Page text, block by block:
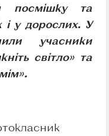
посмішку та
і у дорослих. У
учасники
світло» та